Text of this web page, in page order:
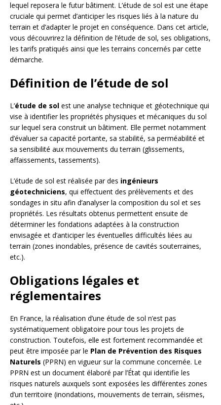
lequel reposera le futur bâtiment. L’étude de sol est une étape
cruciale qui permet d’anticiper les risques liés à la nature du
terrain et d’adapter le projet en conséquence. Dans cet article,
vous découvrirez la définition de l’étude de sol, ses obligations,
les tarifs pratiqués ainsi que les terrains concernés par cette
démarche.
Définition de l’étude de sol
L’étude de sol est une analyse technique et géotechnique qui
vise à identifier les propriétés physiques et mécaniques du sol
sur lequel sera construit un bâtiment. Elle permet notamment
d’évaluer sa capacité portante, sa stabilité, sa perméabilité et
sa sensibilité aux mouvements du terrain (glissements,
affaissements, tassements).
L’étude de sol est réalisée par des ingénieurs
géotechniciens, qui effectuent des prélèvements et des
sondages in situ afin d’analyser la composition du sol et ses
propriétés. Les résultats obtenus permettent ensuite de
déterminer les fondations adaptées à la construction
envisagée et d’anticiper les éventuelles difficultés liées au
terrain (zones inondables, présence de cavités souterraines,
etc.).
Obligations légales et
réglementaires
En France, la réalisation d’une étude de sol n’est pas
systématiquement obligatoire pour tous les projets de
construction. Toutefois, elle est fortement recommandée et
peut être imposée par le Plan de Prévention des Risques
Naturels (PPRN) en vigueur sur la commune concernée. Le
PPRN est un document élaboré par l’État qui identifie les
risques naturels auxquels sont exposées les différentes zones
d’un territoire (inondations, mouvements de terrain, séismes,